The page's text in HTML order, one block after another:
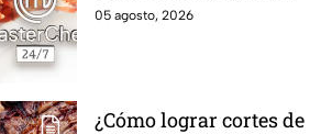
05 agosto, 2026
¿Cómo lograr cortes de